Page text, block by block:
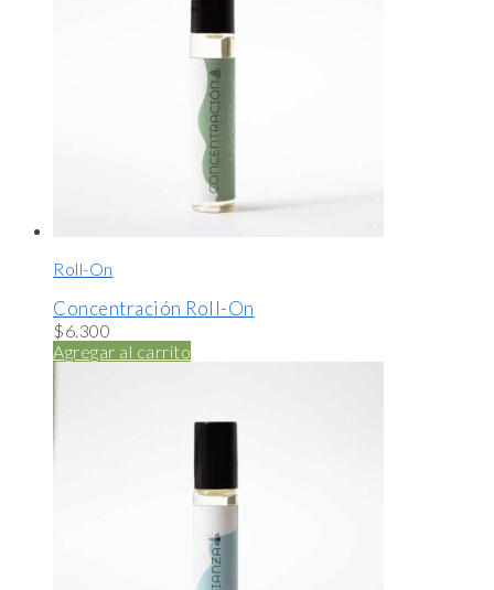
Roll-On
Concentración Roll-On
$6.300
Agregar al carrito